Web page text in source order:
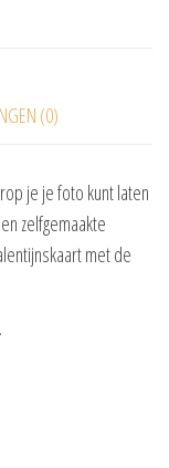
(0)
je je foto kunt laten
zelfgemaakte
met de